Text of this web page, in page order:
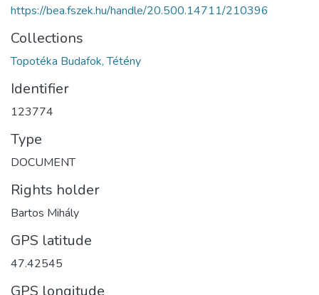
https://bea.fszek.hu/handle/20.500.14711/210396
Collections
Topotéka Budafok, Tétény
Identifier
123774
Type
DOCUMENT
Rights holder
Bartos Mihály
GPS latitude
47.42545
GPS longitude